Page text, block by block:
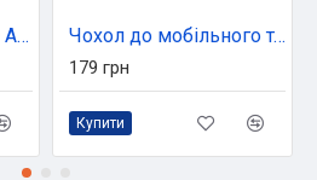
Дата кабель USB 2.0 AM to Type-C 1.0m US288 Aluminum Braid White Ugreen (60131) Чохол до мобільного телефона Armorstandart G-Case для Samsung M40 2019 (M405)/A60 2019 (A605) Black (ARM55083)
179 грн
Купити